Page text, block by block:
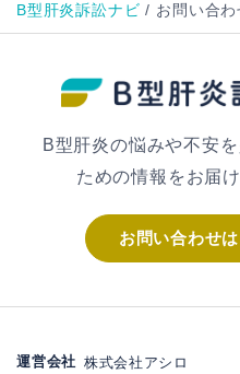
B型肝炎訴訟ナビ / お問い合わ
B型肝炎の悩みや不安
ための情報をお届
お問い合わせ
運営会社 株式会社アシロ